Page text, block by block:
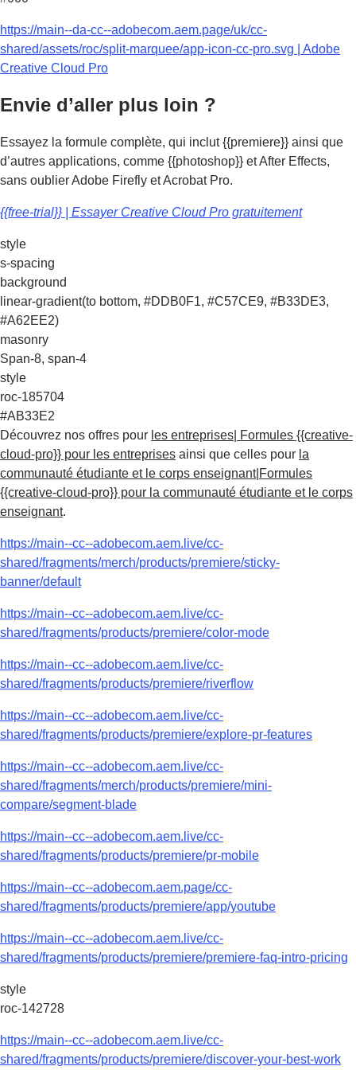
https://main--da-cc--adobecom.aem.page/uk/cc-
shared/assets/roc/split-marquee/app-icon-cc-pro.svg | Adobe
Creative Cloud Pro
Envie d’aller plus loin ?
Essayez la formule complète, qui inclut {{premiere}} ainsi que
d’autres applications, comme {{photoshop}} et After Effects,
sans oublier Adobe Firefly et Acrobat Pro.
{{free-trial}} | Essayer Creative Cloud Pro gratuitement
style
s-spacing
background
linear-gradient(to bottom, #DDB0F1, #C57CE9, #B33DE3,
#A62EE2)
masonry
Span-8, span-4
style
roc-185704
#AB33E2
Découvrez nos offres pour les entreprises| Formules {{creative-
cloud-pro}} pour les entreprises ainsi que celles pour la
communauté étudiante et le corps enseignant|Formules
{{creative-cloud-pro}} pour la communauté étudiante et le corps
enseignant.
https://main--cc--adobecom.aem.live/cc-
shared/fragments/merch/products/premiere/sticky-
banner/default
https://main--cc--adobecom.aem.live/cc-
shared/fragments/products/premiere/color-mode
https://main--cc--adobecom.aem.live/cc-
shared/fragments/products/premiere/riverflow
https://main--cc--adobecom.aem.live/cc-
shared/fragments/products/premiere/explore-pr-features
https://main--cc--adobecom.aem.live/cc-
shared/fragments/merch/products/premiere/mini-
compare/segment-blade
https://main--cc--adobecom.aem.live/cc-
shared/fragments/products/premiere/pr-mobile
https://main--cc--adobecom.aem.page/cc-
shared/fragments/products/premiere/app/youtube
https://main--cc--adobecom.aem.live/cc-
shared/fragments/products/premiere/premiere-faq-intro-pricing
style
roc-142728
https://main--cc--adobecom.aem.live/cc-
shared/fragments/products/premiere/discover-your-best-work